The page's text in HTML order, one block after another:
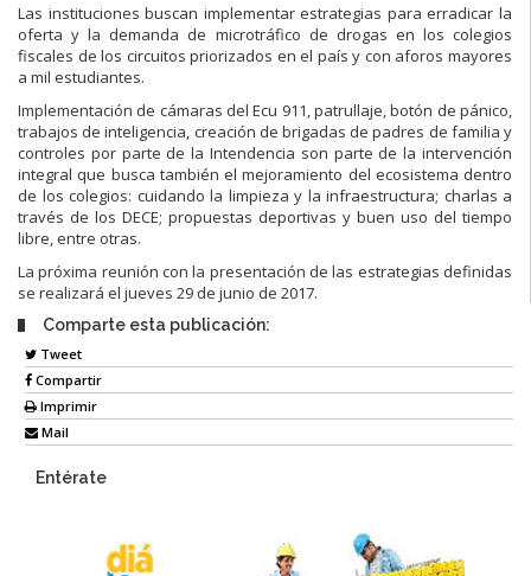
Las instituciones buscan implementar estrategias para erradicar la
oferta y la demanda de microtráfico de drogas en los colegios
fiscales de los circuitos priorizados en el país y con aforos mayores
a mil estudiantes.
Implementación de cámaras del Ecu 911, patrullaje, botón de pánico,
trabajos de inteligencia, creación de brigadas de padres de familia y
controles por parte de la Intendencia son parte de la intervención
integral que busca también el mejoramiento del ecosistema dentro
de los colegios: cuidando la limpieza y la infraestructura; charlas a
través de los DECE; propuestas deportivas y buen uso del tiempo
libre, entre otras.
La próxima reunión con la presentación de las estrategias definidas
se realizará el jueves 29 de junio de 2017.
Comparte esta publicación:
Tweet
Compartir
Imprimir
Mail
Entérate